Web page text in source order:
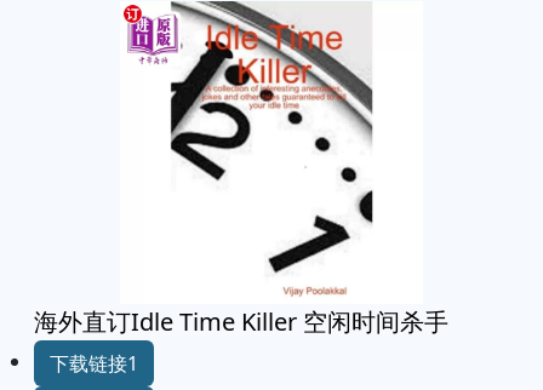
海外直订Idle Time Killer 空闲时间杀手
下载链接1